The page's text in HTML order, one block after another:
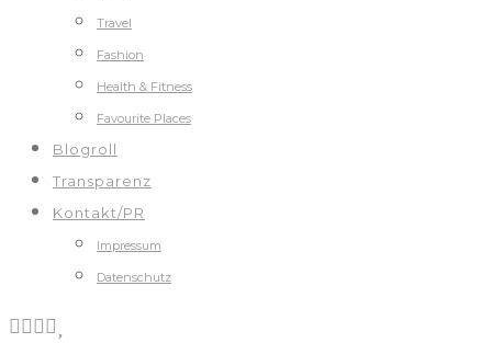
Travel
Fashion
Health & Fitness
Favourite Places
Blogroll
Transparenz
Kontakt/PR
Impressum
Datenschutz